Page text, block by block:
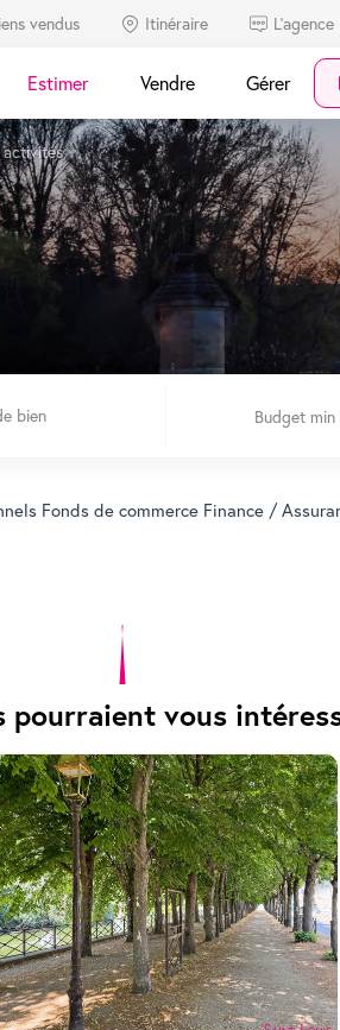
vendus Itinéraire L'agence
Estimer Vendre Gérer
bien
Fonds de commerce Finance /
pourraient vous